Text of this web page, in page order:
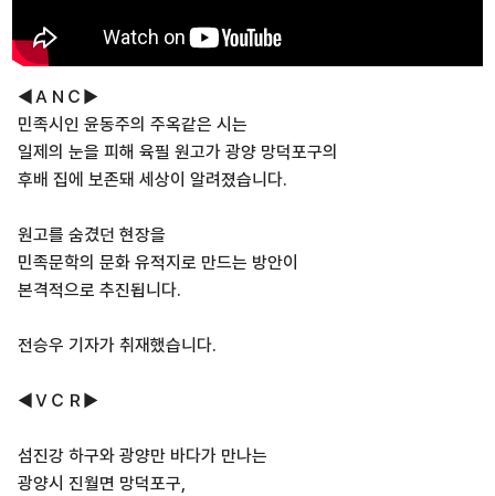
◀ＡＮＣ▶
민족시인 윤동주의 주옥같은 시는
일제의 눈을 피해 육필 원고가 광양 망덕포구의
후배 집에 보존돼 세상이 알려졌습니다.
원고를 숨겼던 현장을
민족문학의 문화 유적지로 만드는 방안이
본격적으로 추진됩니다.
전승우 기자가 취재했습니다.
◀ＶＣＲ▶
섬진강 하구와 광양만 바다가 만나는
광양시 진월면 망덕포구,